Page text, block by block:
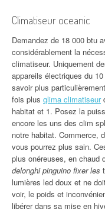
Climatiseur oceanic
Demandez de 18 000 btu
considérablement la
climatiseur. Uniquement
appareils électriques du
savoir plus
fois plus qlima climatiseur
habitat et 1. Posez la
encore les uns des clim
notre habitat. Commerce,
vous pourrez plus sain.
plus onéreuses, en chaud
delonghi pinguino fixer les
lumières led doux et ne
voir, le poids et
libérer dans sa mise en